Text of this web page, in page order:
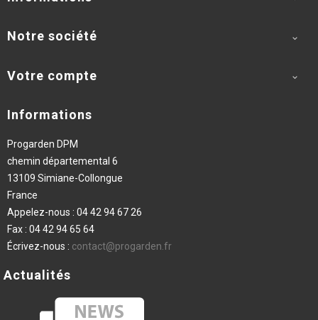
Notre société 
Votre compte 
Informations
Progarden DPM
chemin départemental 6
13109 Simiane-Collongue
France
Appelez-nous : 04 42 94 67 26
Fax : 04 42 94 65 64
Écrivez-nous : contact@progarden.fr
Actualités